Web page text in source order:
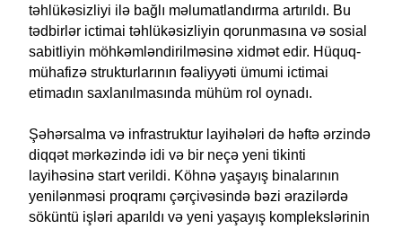
təhlükəsizliyi ilə bağlı məlumatlandırma artırıldı. Bu
tədbirlər ictimai təhlükəsizliyin qorunmasına və sosial
sabitliyin möhkəmləndirilməsinə xidmət edir. Hüquq-
mühafizə strukturlarının fəaliyyəti ümumi ictimai
etimadın saxlanılmasında mühüm rol oynadı.
Şəhərsalma və infrastruktur layihələri də həftə ərzində
diqqət mərkəzində idi və bir neçə yeni tikinti
layihəsinə start verildi. Köhnə yaşayış binalarının
yenilənməsi proqramı çərçivəsində bəzi ərazilərdə
söküntü işləri aparıldı və yeni yaşayış komplekslərinin